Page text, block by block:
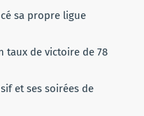
sa propre ligue
taux de victoire de 78
et ses soirées de